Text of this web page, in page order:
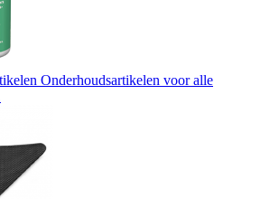
Onderhoudsartikelen voor alle